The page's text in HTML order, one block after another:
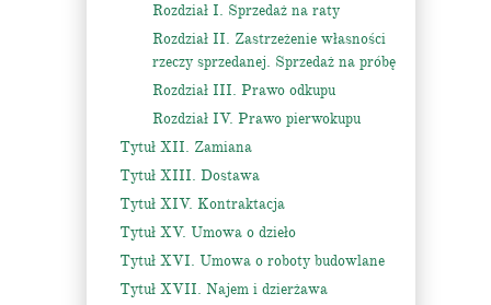
Rozdział I. Sprzedaż na raty
Rozdział II. Zastrzeżenie własności
rzeczy sprzedanej. Sprzedaż na próbę
Rozdział III. Prawo odkupu
Rozdział IV. Prawo pierwokupu
Tytuł XII. Zamiana
Tytuł XIII. Dostawa
Tytuł XIV. Kontraktacja
Tytuł XV. Umowa o dzieło
Tytuł XVI. Umowa o roboty budowlane
Tytuł XVII. Najem i dzierżawa